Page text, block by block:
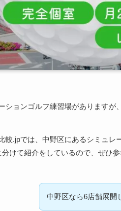
ョンゴルフ練習場がありますが、
較.jpでは、中野区にあるシミュ
けて紹介をしているので、ぜひ参
中野区なら6店舗展開